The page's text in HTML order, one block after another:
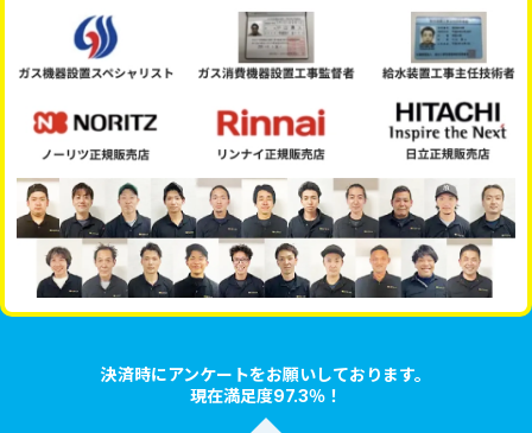
決済時にアンケートをお願いしております。
現在満足度97.3％！